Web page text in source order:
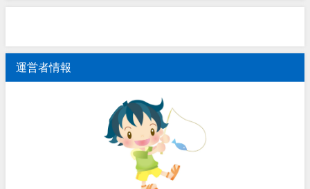
運営者情報